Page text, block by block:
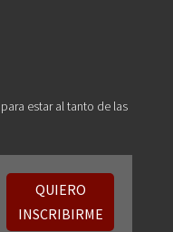
estar al tanto de las